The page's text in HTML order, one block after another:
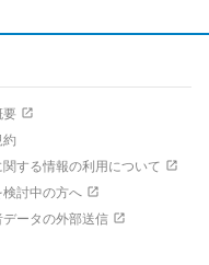
要
約
関する情報の利用について
検討中の方へ
データの外部送信